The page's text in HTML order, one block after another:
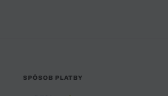
SPÔSOB PLATBY